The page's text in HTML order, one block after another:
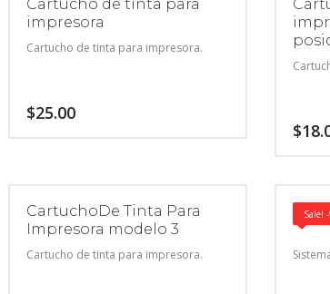
Cartucho de tinta para
impresora
Cartucho de tinta para impresora.
$25.00
$
CartuchoDe Tinta Para
Impresora modelo 3
Cartucho de tinta para impresora.
Sale!